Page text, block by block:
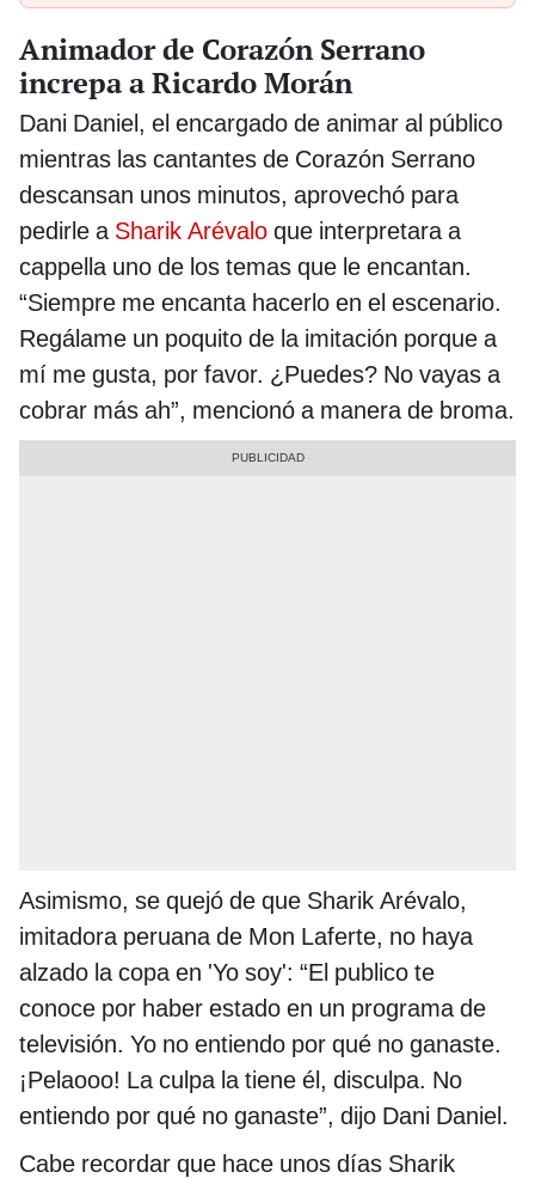
Animador de Corazón Serrano
increpa a Ricardo Morán
Dani Daniel, el encargado de animar al público
mientras las cantantes de Corazón Serrano
descansan unos minutos, aprovechó para
pedirle a Sharik Arévalo que interpretara a
cappella uno de los temas que le encantan.
“Siempre me encanta hacerlo en el escenario.
Regálame un poquito de la imitación porque a
mí me gusta, por favor. ¿Puedes? No vayas a
cobrar más ah”, mencionó a manera de broma.
Asimismo, se quejó de que Sharik Arévalo,
imitadora peruana de Mon Laferte, no haya
alzado la copa en 'Yo soy': “El publico te
conoce por haber estado en un programa de
televisión. Yo no entiendo por qué no ganaste.
¡Pelaooo! La culpa la tiene él, disculpa. No
entiendo por qué no ganaste”, dijo Dani Daniel.
Cabe recordar que hace unos días Sharik